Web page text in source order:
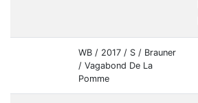
WB / 2017 / S / Brauner
/ Vagabond De La
Pomme